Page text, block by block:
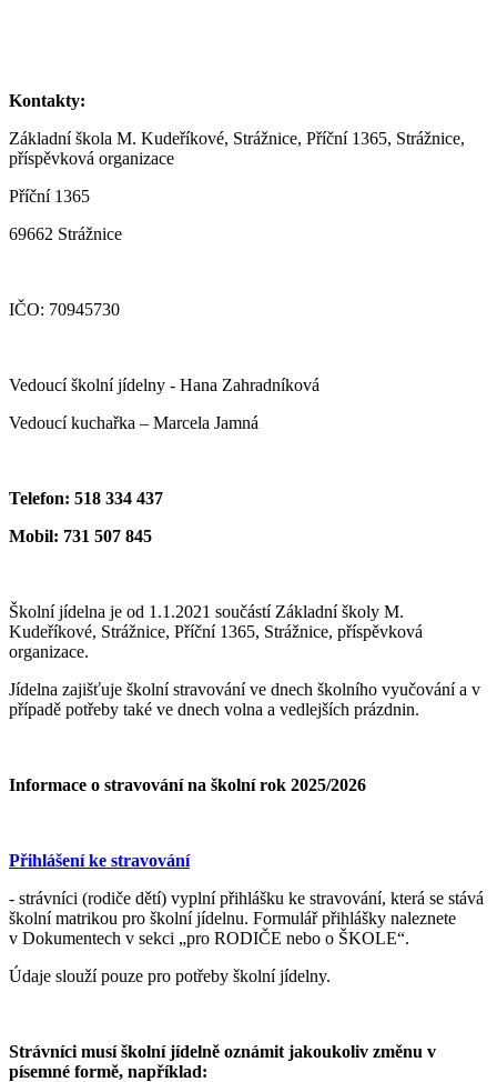
Kontakty:
Základní škola M. Kudeříkové, Strážnice, Příční 1365, Strážnice,
příspěvková organizace
Příční 1365
69662 Strážnice
IČO: 70945730
Vedoucí školní jídelny - Hana Zahradníková
Vedoucí kuchařka – Marcela Jamná
Telefon: 518 334 437
Mobil: 731 507 845
Školní jídelna je od 1.1.2021 součástí Základní školy M.
Kudeříkové, Strážnice, Příční 1365, Strážnice, příspěvková
organizace.
Jídelna zajišťuje školní stravování ve dnech školního vyučování a v
případě potřeby také ve dnech volna a vedlejších prázdnin.
Informace o stravování na školní rok 2025/2026
Přihlášení ke stravování
- strávníci (rodiče dětí) vyplní přihlášku ke stravování, která se stává
školní matrikou pro školní jídelnu. Formulář přihlášky naleznete
v Dokumentech v sekci „pro RODIČE nebo o ŠKOLE“.
Údaje slouží pouze pro potřeby školní jídelny.
Strávníci musí školní jídelně oznámit jakoukoliv změnu v
písemné formě, například: